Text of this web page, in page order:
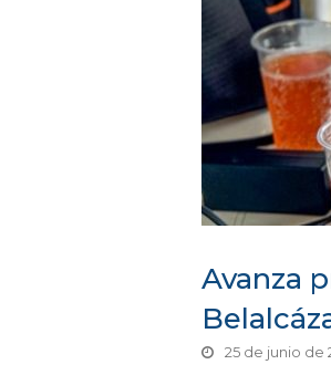
Avanza
25 de junio de